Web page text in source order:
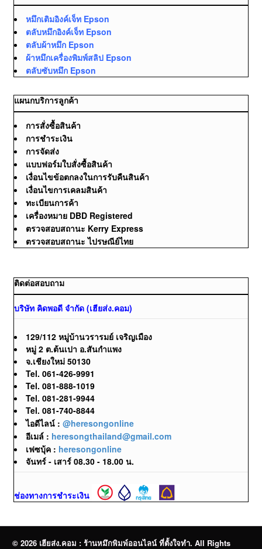
หมึกเติมอิงค์เจ็ท Epson
ตลับหมึกอิงค์เจ็ท Epson
ตลับผ้าหมึก Epson
ผ้าหมึกเครื่องพิมพ์สลิป Epson
ตลับซับหมึก Epson
แผนกบริการลูกค้า
การสั่งซื้อสินค้า
การชำระเงิน
การจัดส่ง
แบบฟอร์มใบสั่งซื้อสินค้า
เงื่อนไขข้อตกลงในการรับคืนสินค้า
เงื่อนไขการเคลมสินค้า
ทะเบียนการค้า
เครื่องหมาย DBD Registered
ตรวจสอบสถานะ Kerry Express
ตรวจสอบสถานะ ไปรษณีย์ไทย
ติดต่อสอบถาม
บริษัท คิดพอดี จำกัด (เฮียส่ง.คอม)
129/112 หมู่บ้านวรารมย์ เจริญเมือง
หมู่ 2 ต.ต้นเปา อ.สันกำแพง
จ.เชียงใหม่ 50130
Tel. 061-426-9991
Tel. 081-888-1019
Tel. 081-281-9944
Tel. 081-740-8844
ไอดีไลน์ : @heresongonline
อีเมล์ : heresongthailand@gmail.com
เฟซบุ้ค : heresongonline
จันทร์ - เสาร์ 08.30 - 18.00 น.
ช่องทางการชำระเงิน
© 2026 เฮียส่ง.คอม : ร้านหมึกพิมพ์ออนไลน์ ที่ตั้งใจทำ. All Rights